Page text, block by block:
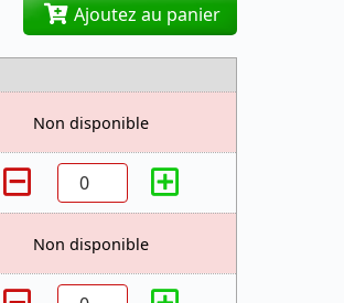
Ajoutez au panier
Non disponible
Non disponible